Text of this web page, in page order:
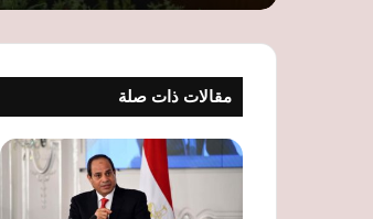
مقالات ذات صلة